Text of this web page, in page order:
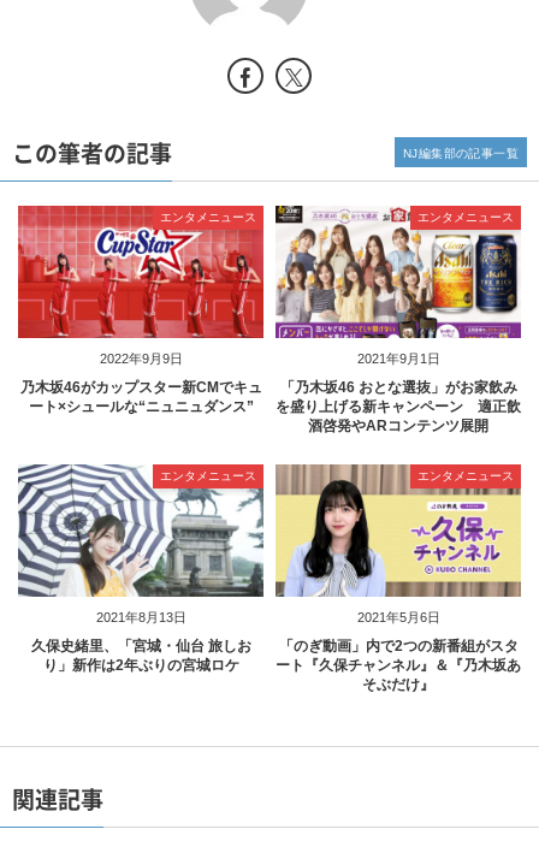
この筆者の記事
2022年9月9日
エンタメニュース
乃木坂46がカップスター新CMでキュ
ート×シュールな“ニュニュダンス”
2021年9月1日
エンタメニュース
「乃木坂46 おとな選抜」がお家飲み
を盛り上げる新キャンペーン 適正飲
酒啓発やARコンテンツ展開
2021年8月13日
エンタメニュース
久保史緒里、「宮城・仙台 旅しお
り」新作は2年ぶりの宮城ロケ
2021年5月6日
エンタメニュース
「のぎ動画」内で2つの新番組がスタ
ート『久保チャンネル』＆『乃木坂あ
そぶだけ』
NJ編集部の記事一覧
関連記事